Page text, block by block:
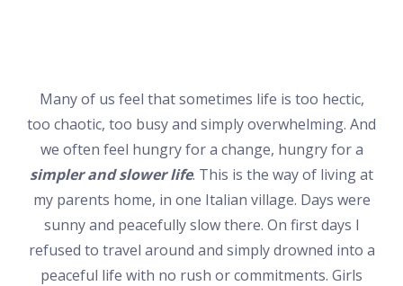
Many of us feel that sometimes life is too hectic,
too chaotic, too busy and simply overwhelming. And
we often feel hungry for a change, hungry for a
simpler and slower life. This is the way of living at
my parents home, in one Italian village. Days were
sunny and peacefully slow there. On first days I
refused to travel around and simply drowned into a
peaceful life with no rush or commitments. Girls